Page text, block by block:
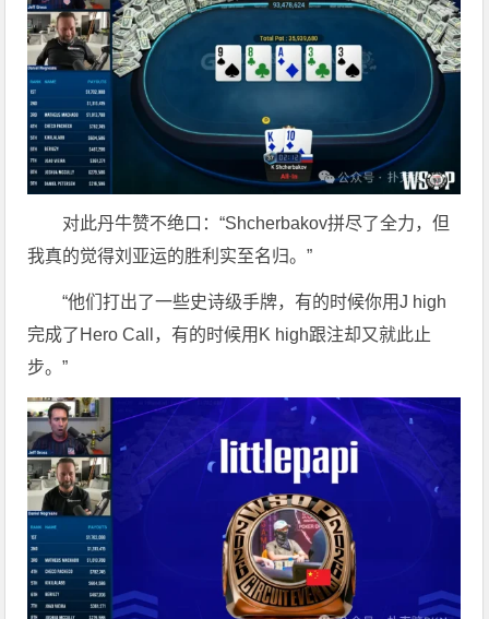
对此丹牛赞不绝口：“Shcherbakov拼尽了全力，但
我真的觉得刘亚运的胜利实至名归。”
“他们打出了一些史诗级手牌，有的时候你用J high
完成了Hero Call，有的时候用K high跟注却又就此止
步。”